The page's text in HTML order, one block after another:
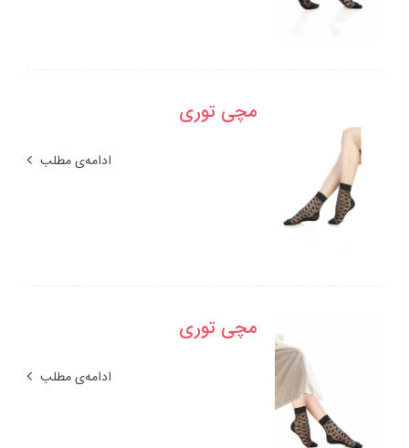
مچی توری
ادامه‌ی مطلب
مچی توری
ادامه‌ی مطلب